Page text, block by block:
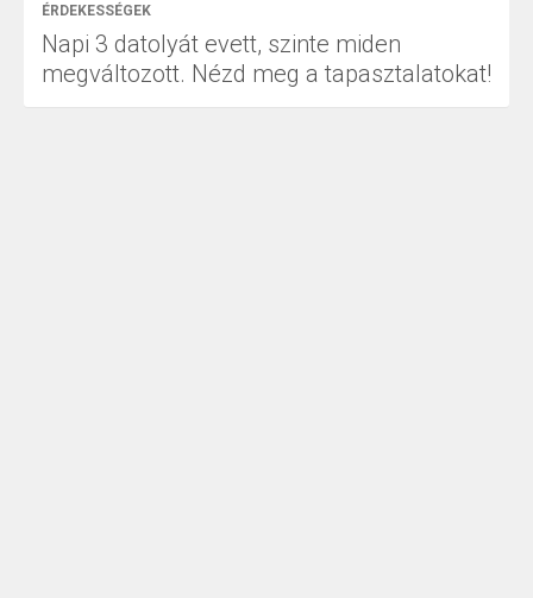
ÉRDEKESSÉGEK
Napi 3 datolyát evett, szinte miden
megváltozott. Nézd meg a tapasztalatokat!